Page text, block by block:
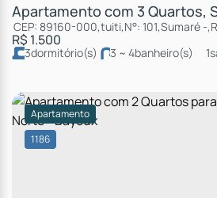
Apartamento com 3 Quartos,
R$ 1.500
CEP: 89160-000,tuiti,N°: 101,Sumaré ,
3dormitório(s) 3 ~ 4banheiro(s) 1
1186
Apartamento